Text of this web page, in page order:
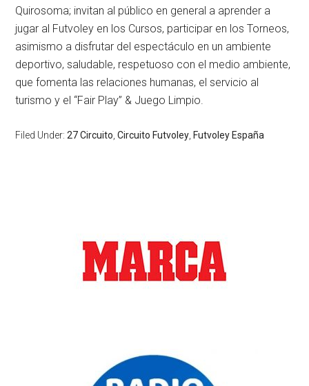
Quirosoma; invitan al público en general a aprender a
jugar al Futvoley en los Cursos, participar en los Torneos,
asimismo a disfrutar del espectáculo en un ambiente
deportivo, saludable, respetuoso con el medio ambiente,
que fomenta las relaciones humanas, el servicio al
turismo y el “Fair Play” & Juego Limpio.
Filed Under:27 Circuito ,Circuito Futvoley Futvoley España